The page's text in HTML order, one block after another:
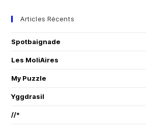
Articles Récents
Spotbaignade
Les MoliAires
My Puzzle
Yggdrasil
//*